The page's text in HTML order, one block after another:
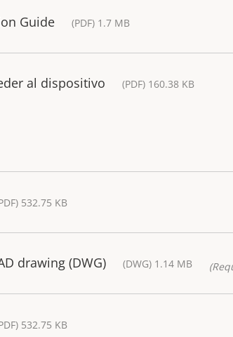
Guide (PDF) 1.7 MB
al dispositivo (PDF) 160.38 KB
532.75 KB
drawing (DWG) (DWG) 1.14 MB
532.75 KB